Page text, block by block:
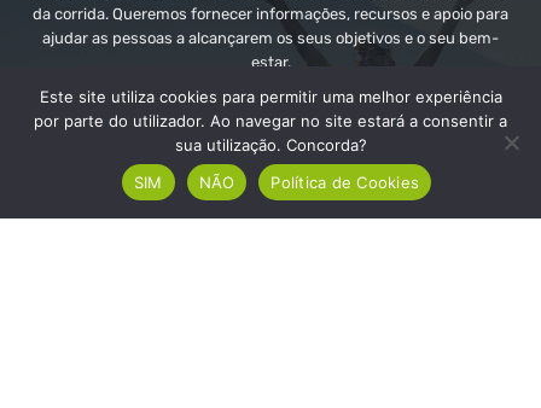
da corrida. Queremos fornecer informações, recursos e apoio para
ajudar as pessoas a alcançarem os seus objetivos e o seu bem-
estar.
Contate-nos:info@correrporprazer.com
Este site utiliza cookies para permitir uma melhor experiência
por parte do utilizador. Ao navegar no site estará a consentir a
sua utilização. Concorda?
SIM
NÃO Política de Cookies